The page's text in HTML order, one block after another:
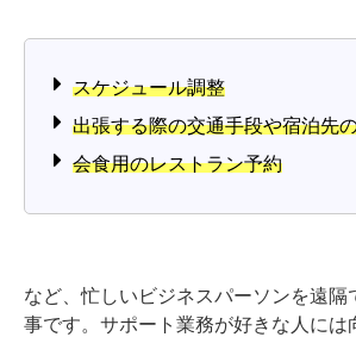
スケジュール調整
出張する際の交通手段や宿泊先
会食用のレストラン予約
など、忙しいビジネスパーソンを遠隔
事です。サポート業務が好きな人には